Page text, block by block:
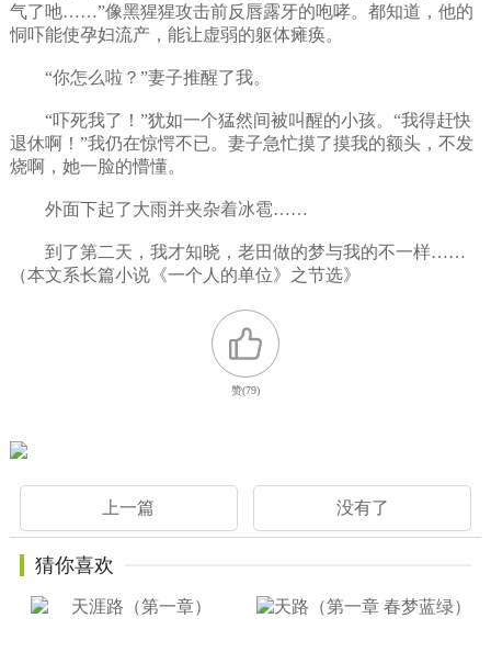
气了吔……”像黑猩猩攻击前反唇露牙的咆哮。都知道，他的
恫吓能使孕妇流产，能让虚弱的躯体瘫痪。
“你怎么啦？”妻子推醒了我。
“吓死我了！”犹如一个猛然间被叫醒的小孩。“我得赶快
退休啊！”我仍在惊愕不已。妻子急忙摸了摸我的额头，不发
烧啊，她一脸的懵懂。
外面下起了大雨并夹杂着冰雹……
到了第二天，我才知晓，老田做的梦与我的不一样……
（本文系长篇小说《一个人的单位》之节选》
赞(79)
没有了
上一篇
猜你喜欢